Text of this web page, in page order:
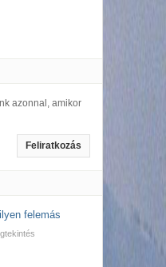
azonnal, amikor
Feliratkozás
felemás